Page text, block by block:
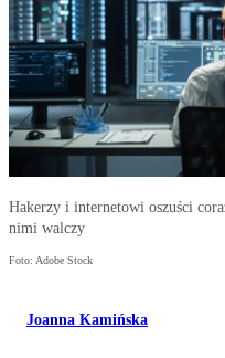
Hakerzy i internetowi oszuści
nimi walczy
Foto: Adobe Stock
Joanna Kamińska